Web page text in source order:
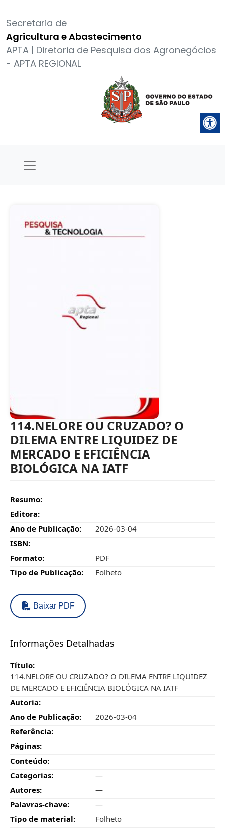
Secretaria de
Agricultura e Abastecimento
APTA | Diretoria de Pesquisa dos Agronegócios
- APTA REGIONAL
114.NELORE OU CRUZADO? O
DILEMA ENTRE LIQUIDEZ DE
MERCADO E EFICIÊNCIA
BIOLÓGICA NA IATF
Resumo:
Editora:
Ano de Publicação:
2026-03-04
ISBN:
Formato:
PDF
Tipo de Publicação:
Folheto
Baixar PDF
Informações Detalhadas
Título:
114.NELORE OU CRUZADO? O DILEMA ENTRE LIQUIDEZ
DE MERCADO E EFICIÊNCIA BIOLÓGICA NA IATF
Autoria:
Ano de Publicação:
2026-03-04
Referência:
Páginas:
Conteúdo:
Categorias:
—
Autores:
—
Palavras-chave:
—
Tipo de material:
Folheto